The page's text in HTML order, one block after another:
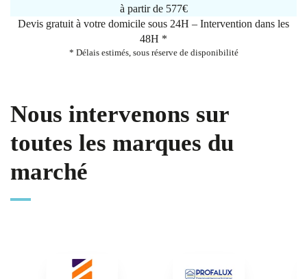
à partir de 577€
Devis gratuit à votre domicile sous 24H – Intervention dans les
48H *
* Délais estimés, sous réserve de disponibilité
Nous intervenons sur
toutes les marques du
marché